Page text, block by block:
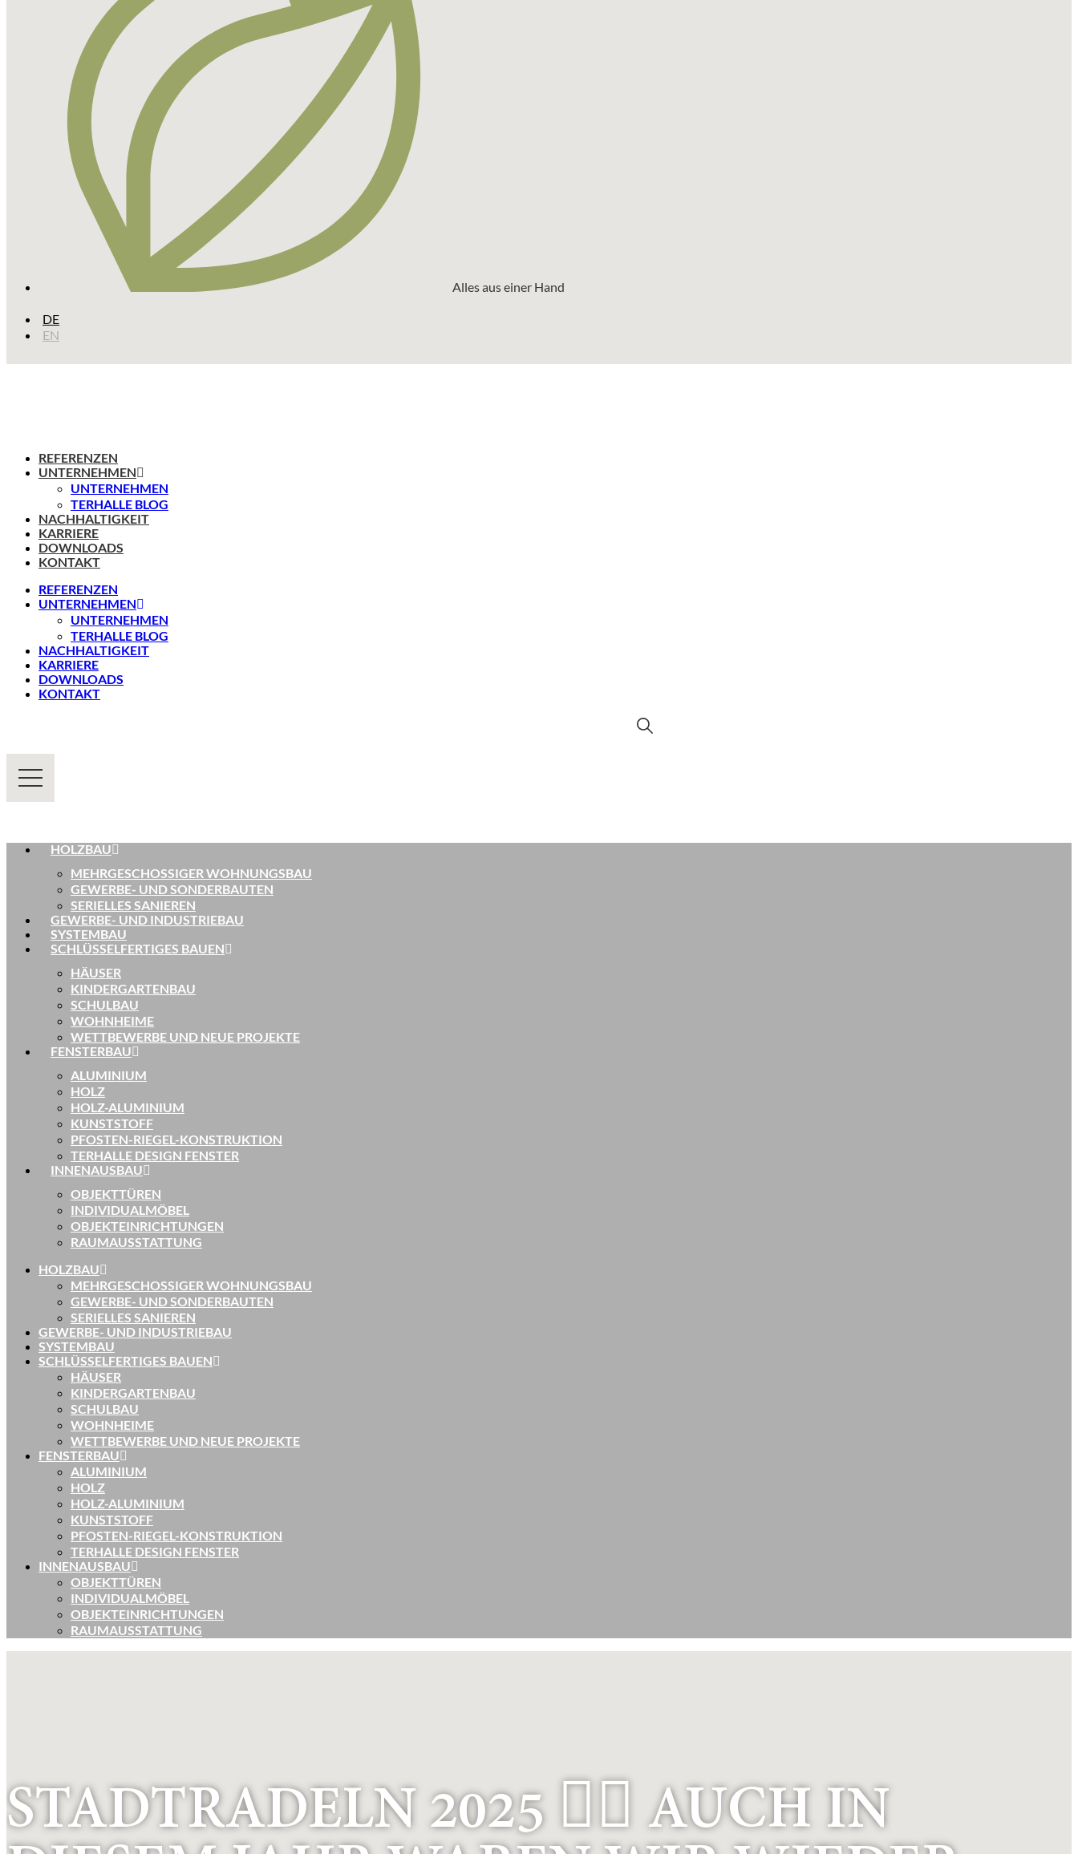
Alles aus einer Hand
DE
EN
REFERENZEN
UNTERNEHMEN
UNTERNEHMEN
TERHALLE BLOG
NACHHALTIGKEIT
KARRIERE
DOWNLOADS
KONTAKT
REFERENZEN
UNTERNEHMEN
UNTERNEHMEN
TERHALLE BLOG
NACHHALTIGKEIT
KARRIERE
DOWNLOADS
KONTAKT
HOLZBAU
MEHRGESCHOSSIGER WOHNUNGSBAU
GEWERBE- UND SONDERBAUTEN
SERIELLES SANIEREN
GEWERBE- UND INDUSTRIEBAU
SYSTEMBAU
SCHLÜSSELFERTIGES BAUEN
HÄUSER
KINDERGARTENBAU
SCHULBAU
WOHNHEIME
WETTBEWERBE UND NEUE PROJEKTE
FENSTERBAU
ALUMINIUM
HOLZ
HOLZ-ALUMINIUM
KUNSTSTOFF
PFOSTEN-RIEGEL-KONSTRUKTION
TERHALLE DESIGN FENSTER
INNENAUSBAU
OBJEKTTÜREN
INDIVIDUALMÖBEL
OBJEKTEINRICHTUNGEN
RAUMAUSSTATTUNG
HOLZBAU
MEHRGESCHOSSIGER WOHNUNGSBAU
GEWERBE- UND SONDERBAUTEN
SERIELLES SANIEREN
GEWERBE- UND INDUSTRIEBAU
SYSTEMBAU
SCHLÜSSELFERTIGES BAUEN
HÄUSER
KINDERGARTENBAU
SCHULBAU
WOHNHEIME
WETTBEWERBE UND NEUE PROJEKTE
FENSTERBAU
ALUMINIUM
HOLZ
HOLZ-ALUMINIUM
KUNSTSTOFF
PFOSTEN-RIEGEL-KONSTRUKTION
TERHALLE DESIGN FENSTER
INNENAUSBAU
OBJEKTTÜREN
INDIVIDUALMÖBEL
OBJEKTEINRICHTUNGEN
RAUMAUSSTATTUNG
STADTRADELN 2025 🚴‍♂️ AUCH IN